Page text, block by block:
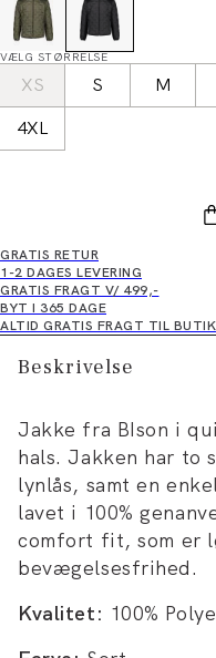
VÆLG STØRRELSE
XS S M
4XL
GRATIS RETUR
1-2 DAGES LEVERING
GRATIS FRAGT V/ 499,-
BYT I 365 DAGE
ALTID GRATIS FRAGT TIL BUTIK
Beskrivelse
Jakke fra BIson i
hals. Jakken har to
lynlås, samt en
lavet i 100%
comfort fit, som er
bevægelsesfrihed.
Kvalitet: 100%